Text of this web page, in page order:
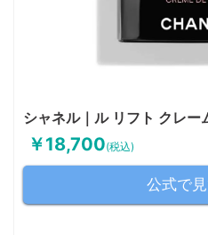
シャネル｜ル リフト クレー
￥18,700(税込)
公式で